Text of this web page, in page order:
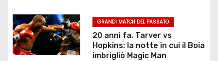
l
i
GRANDI MATCH DEL PASSATO
20 anni fa, Tarver vs
Hopkins: la notte in cui il Boia
imbrigliò Magic Man